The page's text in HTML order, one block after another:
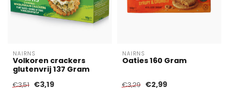
NAIRNS
Volkoren crackers
glutenvrij 137 Gram
€3,51 €3,19
NAIRNS
Oaties 160 Gram
€3,29 €2,99